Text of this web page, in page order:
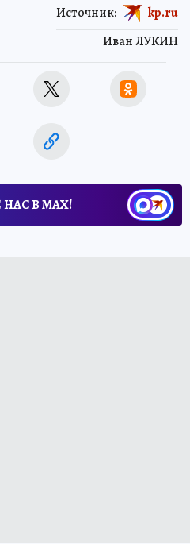
Иван ЛУКИН
Источник: kp.ru
В МАХ!